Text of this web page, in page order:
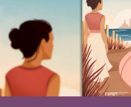
Adhérez
Revue «